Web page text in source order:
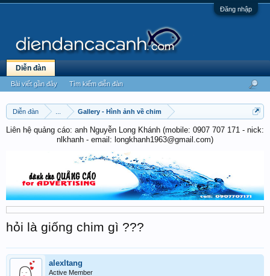
Đăng nhập
Diễn đàn Gallery - Hình ảnh về chim
Liên hệ quảng cáo: anh Nguyễn Long Khánh (mobile: 0907 707 171 - nick:
nlkhanh - email: longkhanh1963@gmail.com)
hỏi là giống chim gì ???
alexltang
Active Member
Diễn đàn
Bài viết gần đây Tìm kiếm diễn đàn